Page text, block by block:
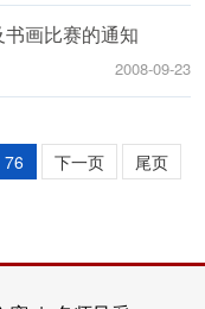
画比赛的通知
2008-09-23
76 下一页 尾页